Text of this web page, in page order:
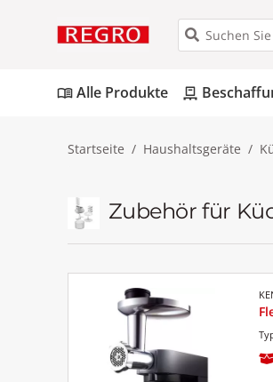
menu_bookAlle Produkte pallet
Startseite Haushaltsgeräte
Zubehör für